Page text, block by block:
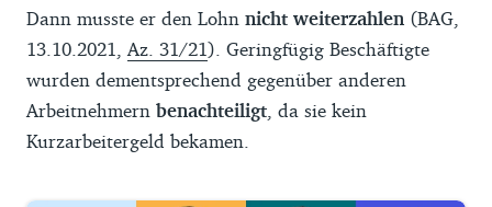
Dann musste er den Lohn nicht weiterzahlen (BAG,
13.10.2021, Az. 31/21). Geringfügig Beschäftigte
wurden dementsprechend gegenüber anderen
Arbeitnehmern benachteiligt , da sie kein
Kurzarbeitergeld bekamen.